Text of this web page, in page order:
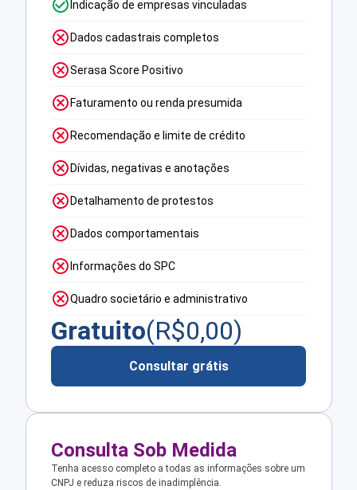
Indicação de empresas vinculadas
Dados cadastrais completos
Serasa Score Positivo
Faturamento ou renda presumida
Recomendação e limite de crédito
Dívidas, negativas e anotações
Detalhamento de protestos
Dados comportamentais
Informações do SPC
Quadro societário e administrativo
Gratuito(R$0,00)
Consultar grátis
Consulta Sob Medida
Tenha acesso completo a todas as informações sobre um
CNPJ e reduza riscos de inadimplência.